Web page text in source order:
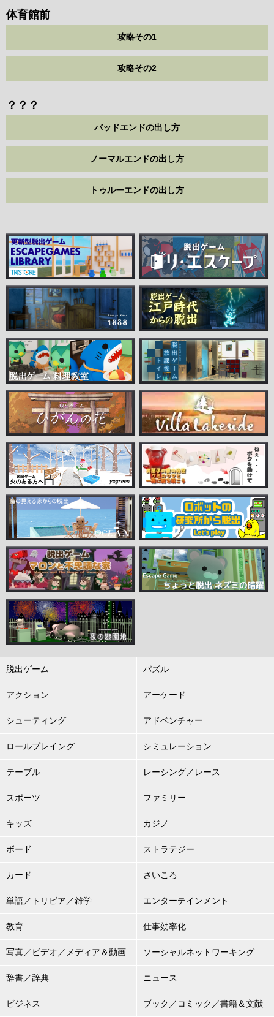
体育館前
攻略その1
攻略その2
？？？
バッドエンドの出し方
ノーマルエンドの出し方
トゥルーエンドの出し方
脱出ゲーム パズル
アクション アーケード
シューティング アドベンチャー
ロールプレイング シミュレーション
テーブル レーシング／レース
スポーツ ファミリー
キッズ カジノ
ボード ストラテジー
カード さいころ
単語／トリビア／雑学 エンターテインメント
教育 仕事効率化
写真／ビデオ／メディア＆動画 ソーシャルネットワーキング
辞書／辞典 ニュース
ビジネス ブック／コミック／書籍＆文献